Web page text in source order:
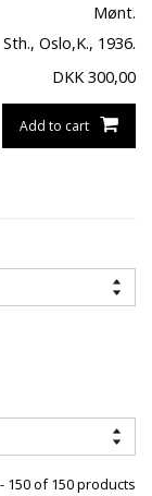
Mønt.
Sth., Oslo,K., 1936.
DKK 300,00
Add to cart
150 of 150 products